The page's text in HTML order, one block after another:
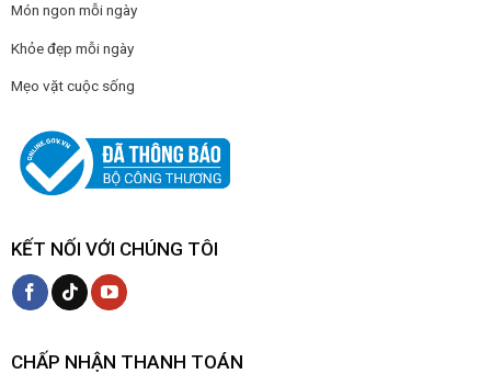
Món ngon mỗi ngày
Khỏe đẹp mỗi ngày
Mẹo vặt cuộc sống
KẾT NỐI VỚI CHÚNG TÔI
CHẤP NHẬN THANH TOÁN